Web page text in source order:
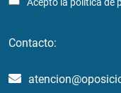
Contacto: